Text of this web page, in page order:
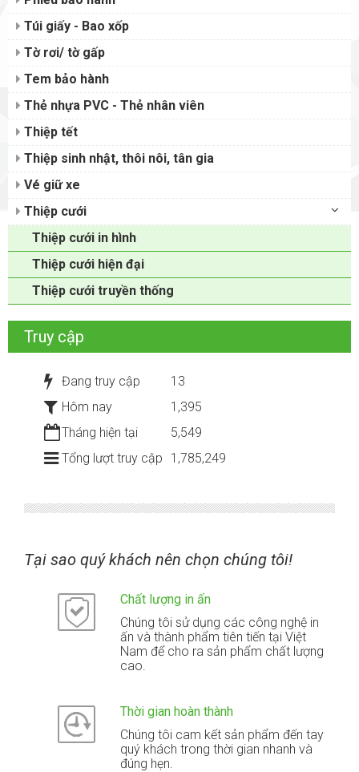
Túi giấy - Bao xốp
Tờ rơi/ tờ gấp
Tem bảo hành
Thẻ nhựa PVC - Thẻ nhân viên
Thiệp tết
Thiệp sinh nhật, thôi nôi, tân gia
Vé giữ xe
Thiệp cưới
Thiệp cưới in hình
Thiệp cưới hiện đại
Thiệp cưới truyền thống
Truy cập
Đang truy cập
13
Hôm nay
1,395
Tháng hiện tại
5,549
Tổng lượt truy cập
1,785,249
Tại sao quý khách nên chọn chúng tôi!
Chất lượng in ấn
Chúng tôi sử dụng các công nghệ in
ấn và thành phẩm tiên tiến tại Việt
Nam để cho ra sản phẩm chất lượng
cao.
Thời gian hoàn thành
Chúng tôi cam kết sản phẩm đến tay
quý khách trong thời gian nhanh và
đúng hẹn.